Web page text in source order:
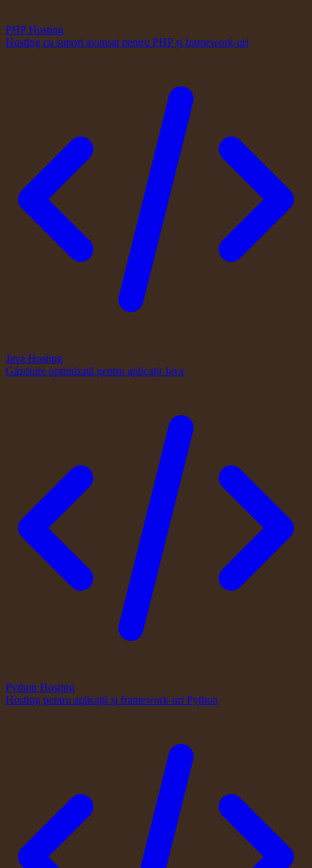
PHP Hosting
Hosting cu suport avansat pentru PHP și framework-uri
Java Hosting
Găzduire optimizată pentru aplicații Java
Python Hosting
Hosting pentru aplicații și framework-uri Python